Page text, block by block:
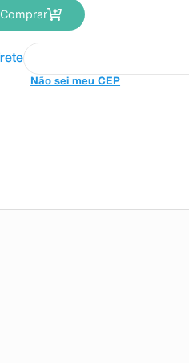
Comprar
Não sei meu CEP